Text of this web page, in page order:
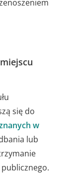
się do
w
lub